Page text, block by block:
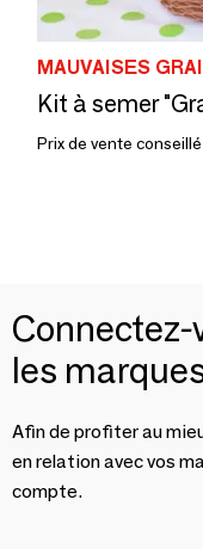
MAUVAISES
Prix de vente conseillé
les
Afin de profiter au
en relation avec vos
compte.